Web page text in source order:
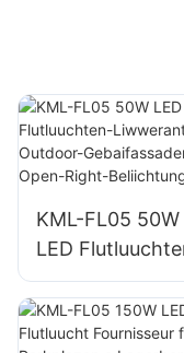
KML-FL05 50W
LED
Liwwerant fir
Outdoor-
Gebaifassaden